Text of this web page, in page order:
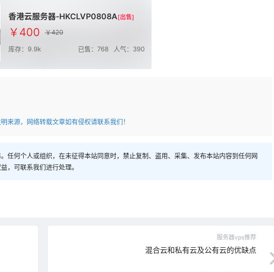
香港云服务器-HKCLVP0808A[出售]
￥400 ￥420
库存：9.9k 已售：768 人气：390
来源，网络转载文章如有侵权请联系我们！
任何个人或组织，在未征得本站同意时，禁止复制、盗用、采集、发布本站内容到任何网
，可联系我们进行处理。
服务器vps推荐
混合云和私有云及公有云的优缺点